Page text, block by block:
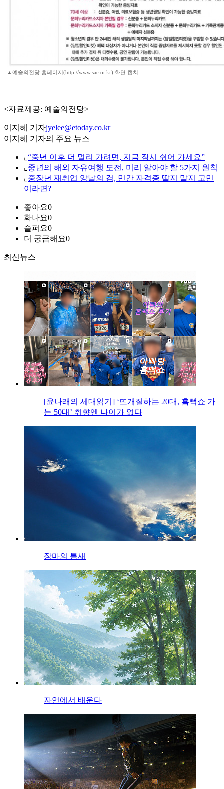
▲예술의전당 홈페이지(http://www.sac.or.kr) 화면 캡쳐
<자료제공: 예술의전당>
이지혜 기자jyelee@etoday.co.kr
이지혜 기자의 주요 뉴스
⌞ “중년 이후 더 멀리 가려면, 지금 잠시 쉬어 가세요”
⌞ 중년의 해외 자유여행 도전, 미리 알아야 할 5가지 원칙
⌞ 중장년 재취업 양날의 검, 민간 자격증 딸지 말지 고민
이라면?
좋아요0
화나요0
슬퍼요0
더 궁금해요0
최신뉴스
[윤나래의 세대읽기] ‘뜨개질하는 20대, 흠뻑쇼 가
는 50대’ 취향엔 나이가 없다
장마의 틈새
자연에서 배운다